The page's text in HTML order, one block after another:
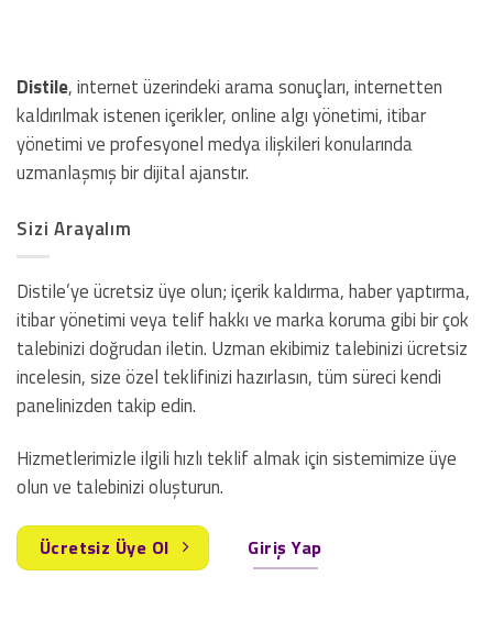
Distile, internet üzerindeki arama sonuçları, internetten
kaldırılmak istenen içerikler, online algı yönetimi, itibar
yönetimi ve profesyonel medya ilişkileri konularında
uzmanlaşmış bir dijital ajanstır.
Sizi Arayalım
Distile’ye ücretsiz üye olun; içerik kaldırma, haber yaptırma,
itibar yönetimi veya telif hakkı ve marka koruma gibi bir çok
talebinizi doğrudan iletin. Uzman ekibimiz talebinizi ücretsiz
incelesin, size özel teklifinizi hazırlasın, tüm süreci kendi
panelinizden takip edin.
Hizmetlerimizle ilgili hızlı teklif almak için sistemimize üye
olun ve talebinizi oluşturun.
Ücretsiz Üye Ol Giriş Yap